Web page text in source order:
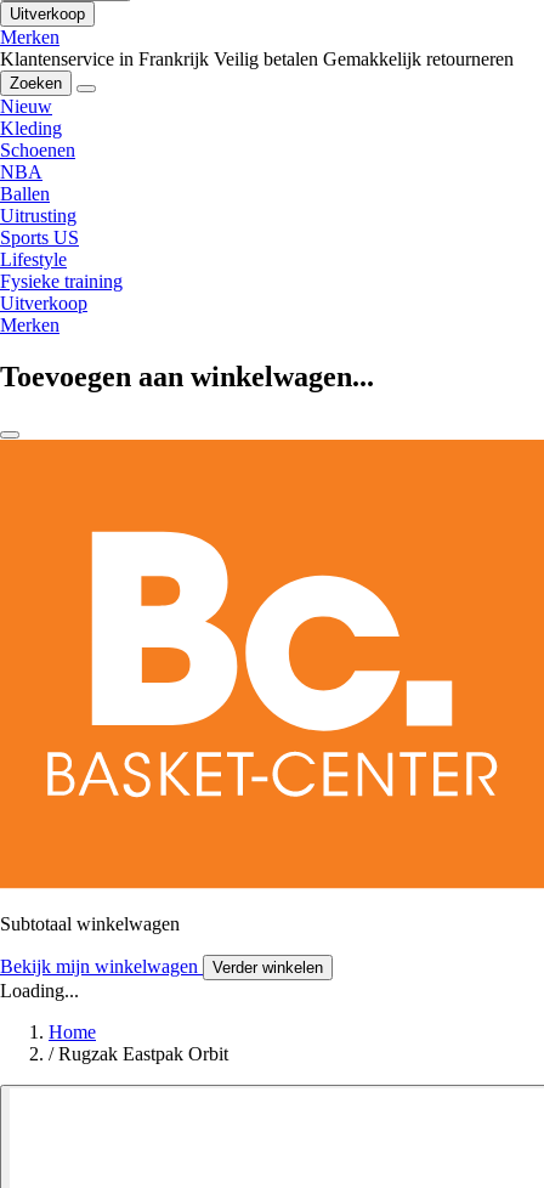
Uitverkoop
Merken
Klantenservice in Frankrijk Veilig betalen Gemakkelijk retourneren
Zoeken
Nieuw
Kleding
Schoenen
NBA
Ballen
Uitrusting
Sports US
Lifestyle
Fysieke training
Uitverkoop
Merken
Toevoegen aan winkelwagen...
Subtotaal winkelwagen
Bekijk mijn winkelwagen Verder winkelen
Loading...
Home
/ Rugzak Eastpak Orbit